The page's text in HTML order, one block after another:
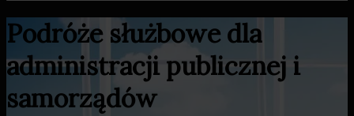
Podróże służbowe dla
administracji publicznej i
samorządów